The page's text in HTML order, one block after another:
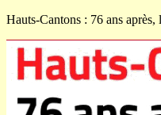
Hauts-Cantons : 76 ans après,